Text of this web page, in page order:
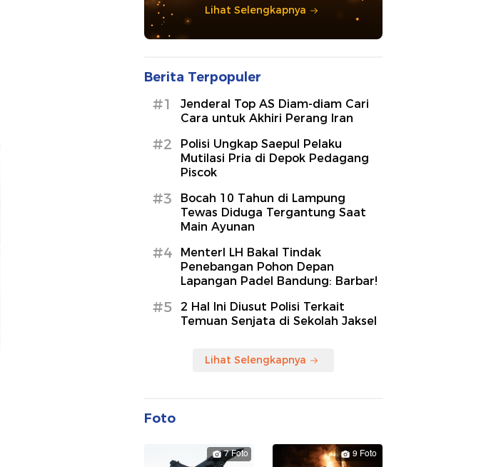
Lihat Selengkapnya
Berita Terpopuler
#1
Jenderal Top AS Diam-diam Cari
Cara untuk Akhiri Perang Iran
#2
Polisi Ungkap Saepul Pelaku
Mutilasi Pria di Depok Pedagang
Piscok
#3
Bocah 10 Tahun di Lampung
Tewas Diduga Tergantung Saat
Main Ayunan
#4
MenterI LH Bakal Tindak
Penebangan Pohon Depan
Lapangan Padel Bandung: Barbar!
#5
2 Hal Ini Diusut Polisi Terkait
Temuan Senjata di Sekolah Jaksel
Lihat Selengkapnya
Foto
7 Foto 9 Foto